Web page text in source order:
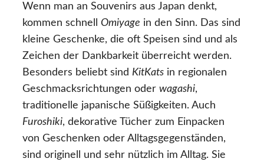
Wenn man an Souvenirs aus Japan denkt,
kommen schnell Omiyage in den Sinn. Das sind
kleine Geschenke, die oft Speisen sind und als
Zeichen der Dankbarkeit überreicht werden.
Besonders beliebt sind KitKats in regionalen
Geschmacksrichtungen oder wagashi,
traditionelle japanische Süßigkeiten. Auch
Furoshiki, dekorative Tücher zum Einpacken
von Geschenken oder Alltagsgegenständen,
sind originell und sehr nützlich im Alltag. Sie